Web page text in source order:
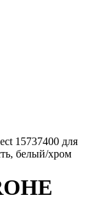
15737400 для
белый/хром